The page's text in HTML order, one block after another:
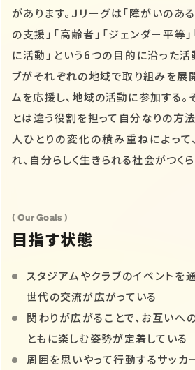
があります。Ｊリーグは「障がいのあ
の支援」「高齢者」「ジェンダー平等
に活動」という6つの目的に沿った
ブがそれぞれの地域で取り組みを展
ムを応援し、地域の活動に参加する。
とは違う役割を担って自分なりの方
人ひとりの変化の積み重ねによって
れ、自分らしく生きられる社会がつく
( Our Goals )
目指す状態
スタジアムやクラブのイベントを
世代の交流が広がっている
関わりが広がることで、お互いへ
ともに楽しむ姿勢が定着している
周囲を思いやって行動するサッカ